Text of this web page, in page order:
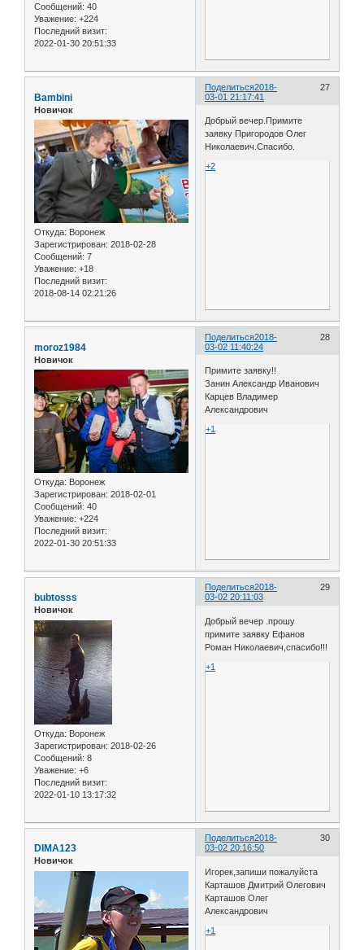
Сообщений: 40
Уважение: +224
Последний визит:
2022-01-30 20:51:33
Поделиться 27
2018-
03-01 21:17:41
Bambini
Новичок
Откуда: Воронеж
Зарегистрирован: 2018-02-28
Сообщений: 7
Уважение: +18
Последний визит:
2018-08-14 02:21:26
Добрый вечер.Примите
заявку Пригородов Олег
Николаевич.Спасибо.
+2
Поделиться 28
2018-
03-02 11:40:24
moroz1984
Новичок
Откуда: Воронеж
Зарегистрирован: 2018-02-01
Сообщений: 40
Уважение: +224
Последний визит:
2022-01-30 20:51:33
Примите заявку!!
Занин Александр Иванович
Карцев Владимер
Александрович
+1
Поделиться 29
2018-
03-02 20:11:03
bubtosss
Новичок
Откуда: Воронеж
Зарегистрирован: 2018-02-26
Сообщений: 8
Уважение: +6
Последний визит:
2022-01-10 13:17:32
Добрый вечер .прошу
примите заявку Ефанов
Роман Николаевич,спасибо!!!
+1
Поделиться 30
2018-
03-02 20:16:50
DIMA123
Новичок
Игорек,запиши пожалуйста
Карташов Дмитрий Олегович
Карташов Олег
Александрович
+1